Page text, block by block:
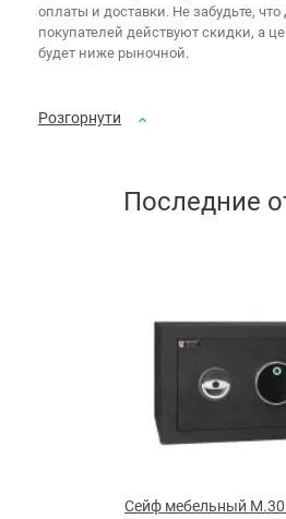
оплаты и доставки. Не забудьте,
покупателей действуют скидки, а
будет ниже рыночной.
Розгорнути
Последние
Сейф мебельный